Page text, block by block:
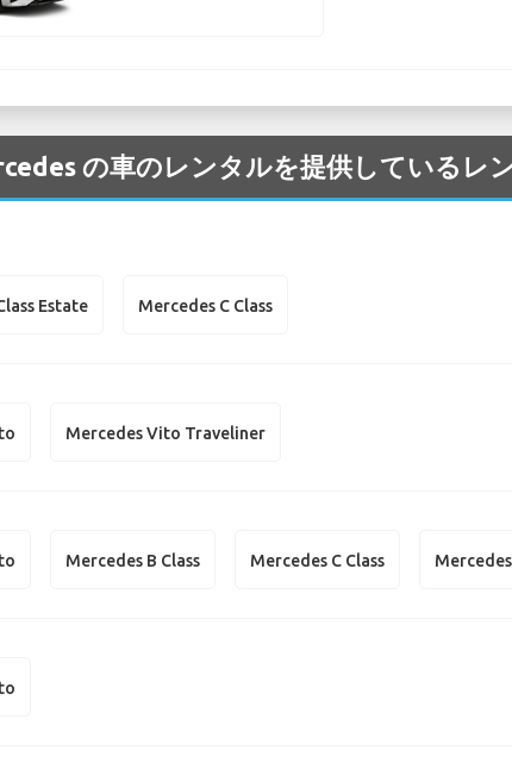
の車のレンタルを提供しているレ
Estate Mercedes C Class
Mercedes Vito Traveliner
Mercedes B Class Mercedes C Class Mercedes